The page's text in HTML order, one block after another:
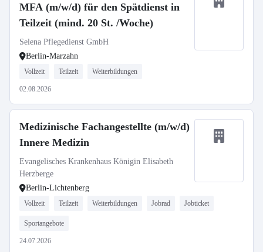
MFA (m/w/d) für den Spätdienst in
Teilzeit (mind. 20 St. /Woche)
Selena Pflegedienst GmbH
Berlin-Marzahn
Vollzeit Teilzeit Weiterbildungen
02.08.2026
Medizinische Fachangestellte (m/w/d)
Innere Medizin
Evangelisches Krankenhaus Königin Elisabeth
Herzberge
Berlin-Lichtenberg
Vollzeit Teilzeit Weiterbildungen Jobrad Jobticket
Sportangebote
24.07.2026